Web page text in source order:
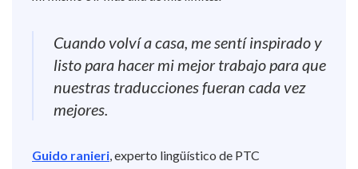
Cuando volví a casa, me sentí inspirado y
listo para hacer mi mejor trabajo para que
nuestras traducciones fueran cada vez
mejores.
Guido ranieri, experto lingüístico de PTC